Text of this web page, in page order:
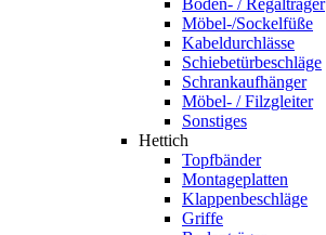
Boden- / Regalträger
Möbel-/Sockelfüße
Kabeldurchlässe
Schiebetürbeschläge
Schrankaufhänger
Möbel- / Filzgleiter
Sonstiges
Hettich
Topfbänder
Montageplatten
Klappenbeschläge
Griffe